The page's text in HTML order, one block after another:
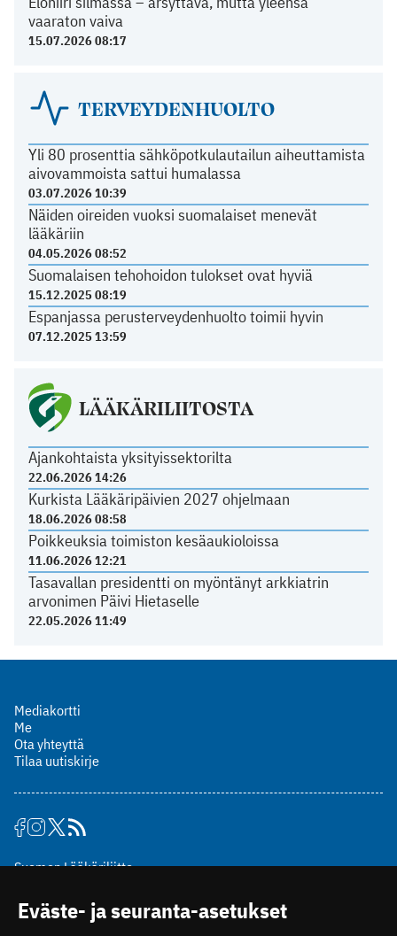
vaaraton vaiva
15.07.2026 08:17
TERVEYDENHUOLTO
Yli 80 prosenttia sähköpotkulautailun aiheuttamista
aivovammoista sattui humalassa
03.07.2026 10:39
Näiden oireiden vuoksi suomalaiset menevät
lääkäriin
04.05.2026 08:52
Suomalaisen tehohoidon tulokset ovat hyviä
15.12.2025 08:19
Espanjassa perusterveydenhuolto toimii hyvin
07.12.2025 13:59
LÄÄKÄRILIITOSTA
Ajankohtaista yksityissektorilta
22.06.2026 14:26
Kurkista Lääkäripäivien 2027 ohjelmaan
18.06.2026 08:58
Poikkeuksia toimiston kesäaukioloissa
11.06.2026 12:21
Tasavallan presidentti on myöntänyt arkkiatrin
arvonimen Päivi Hietaselle
22.05.2026 11:49
Mediakortti
Me
Ota yhteyttä
Tilaa uutiskirje
Suomen Lääkäriliitto
00510 Helsinki
puh. (09) 393 091
Eväste- ja seuranta-asetukset